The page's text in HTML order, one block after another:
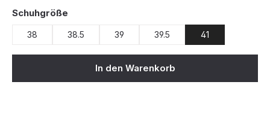
Schuhgröße
38 38.5 39 39.5 41
In den Warenkorb